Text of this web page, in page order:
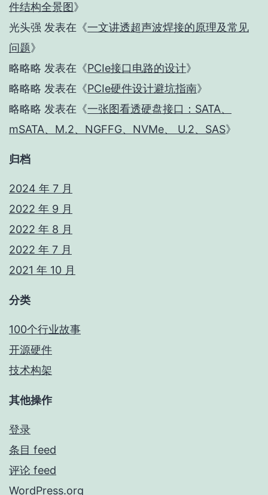
件结构全景图》
光头强 发表在《一文讲透超声波焊接的原理及常见
问题》
略略略 发表在《PCIe接口电路的设计》
略略略 发表在《PCIe硬件设计避坑指南》
略略略 发表在《一张图看透硬盘接口：SATA、
mSATA、M.2、NGFFG、NVMe、 U.2、SAS》
归档
2024 年 7 月
2022 年 9 月
2022 年 8 月
2022 年 7 月
2021 年 10 月
分类
100个行业故事
开源硬件
技术构架
其他操作
登录
条目 feed
评论 feed
WordPress.org